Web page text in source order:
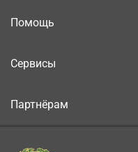
Помощь
Сервисы
Партнёрам